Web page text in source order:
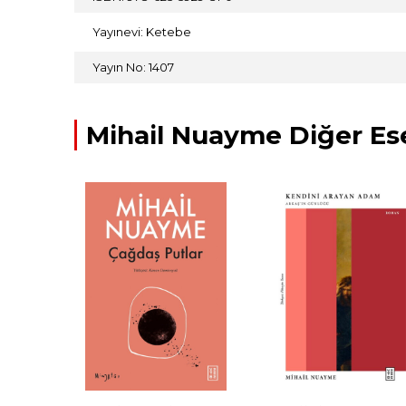
Yayınevi: Ketebe
Yayın No: 1407
Mihail Nuayme Diğer